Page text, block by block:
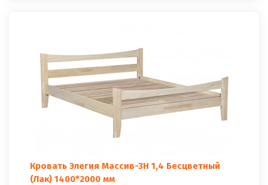
Кровать Элегия Массив-3Н 1,4 Бесцветный
(Лак) 1400*2000 мм